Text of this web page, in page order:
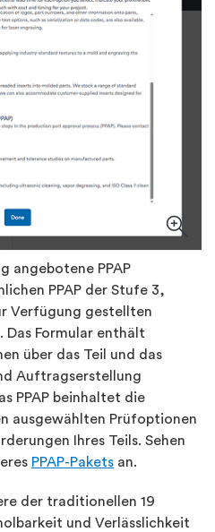
angebotene PPAP
PPAP der Stufe 3,
Verfügung gestellten
Das Formular enthält
über das Teil und das
Auftragserstellung
PPAP beinhaltet die
ausgewählten Prüfoptionen
Ihres Teils. Sehen
PPAP-Pakets an.
der traditionellen 19
und Verlässlichkeit